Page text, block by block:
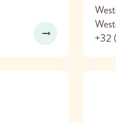
10:00 - 18:00
+32